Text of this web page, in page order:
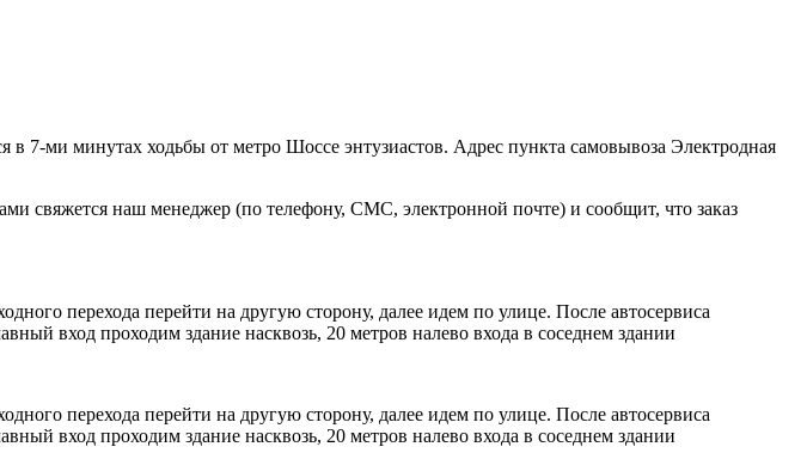
7-ми минутах ходьбы от метро Шоссе энтузиастов. Адрес пункта самовывоза Электродная
свяжется наш менеджер (по телефону, СМС, электронной почте) и сообщит, что заказ
перехода перейти на другую сторону, далее идем по улице. После автосервиса
вход проходим здание насквозь, 20 метров налево входа в соседнем здании
перехода перейти на другую сторону, далее идем по улице. После автосервиса
вход проходим здание насквозь, 20 метров налево входа в соседнем здании